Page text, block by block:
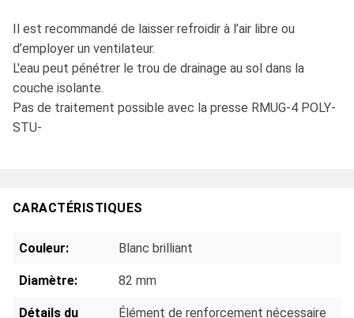
Il est recommandé de laisser refroidir à l’air libre ou
d’employer un ventilateur.
L'eau peut pénétrer le trou de drainage au sol dans la
couche isolante.
Pas de traitement possible avec la presse RMUG-4 POLY-
STU-
CARACTÉRISTIQUES
Couleur: Blanc brilliant
Diamètre: 82 mm
Détails du Élément de renforcement nécessaire